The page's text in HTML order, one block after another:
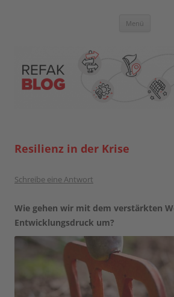
Blog der Referent:innen
Menü
Resilienz in der Krise
Schreibe eine Antwort
Wie gehen wir mit dem verstärkten
Entwicklungsdruck um?